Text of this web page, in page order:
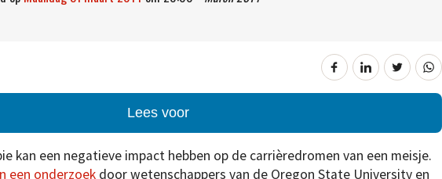
Lees voor
kan een negatieve impact hebben op de carrièredromen van een meisje.
een onderzoek door wetenschappers van de Oregon State University en